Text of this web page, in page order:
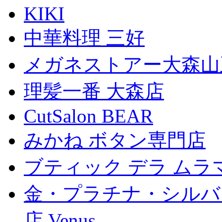
KIKI
中華料理 三好
メガネストアー大森
理髪一番 大森店
CutSalon BEAR
みかね ボタン専門店
ブティック デラ ムラ
金・プラチナ・シル